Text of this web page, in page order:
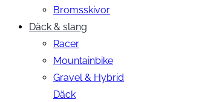
Bromsskivor
Däck & slang
Racer
Mountainbike
Gravel & Hybrid
Däck